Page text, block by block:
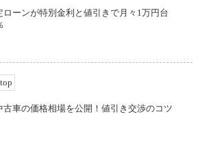
ローンが特別金利と値引きで月々1万円台
古車の価格相場を公開！値引き交渉のコツ